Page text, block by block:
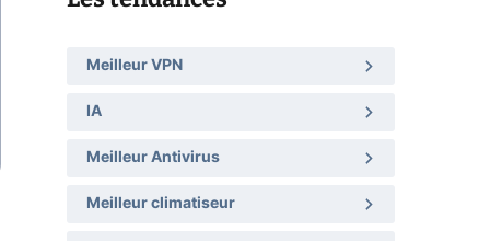
Meilleur VPN
IA
Meilleur Antivirus
Meilleur climatiseur